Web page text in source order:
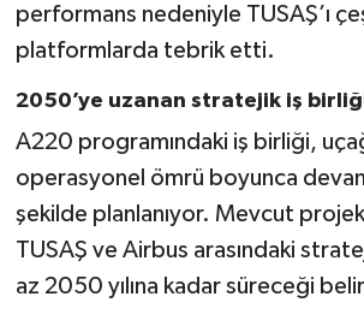
performans nedeniyle TUSAŞ’ı
platformlarda tebrik etti.
2050’ye uzanan stratejik iş
A220 programındaki iş birliği,
operasyonel ömrü boyunca
şekilde planlanıyor. Mevcut
TUSAŞ ve Airbus arasındaki
az 2050 yılına kadar süreceği